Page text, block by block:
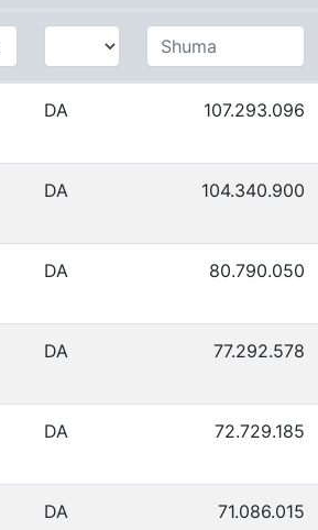
DA 107.293.096
DA 104.340.900
DA 80.790.050
DA 77.292.578
DA 72.729.185
DA 71.086.015